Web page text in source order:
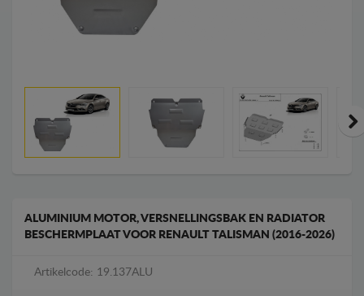
ALUMINIUM MOTOR, VERSNELLINGSBAK EN RADIATOR
BESCHERMPLAAT VOOR RENAULT TALISMAN (2016-2026)
Artikelcode: 19.137ALU